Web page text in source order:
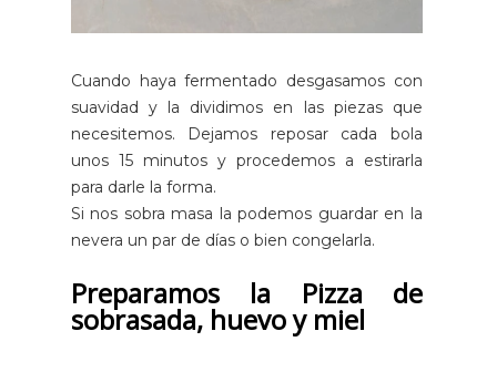
Cuando haya fermentado desgasamos con
suavidad y la dividimos en las piezas que
necesitemos. Dejamos reposar cada bola
unos 15 minutos y procedemos a estirarla
para darle la forma.
Si nos sobra masa la podemos guardar en la
nevera un par de días o bien congelarla.
Preparamos la Pizza de
sobrasada, huevo y miel